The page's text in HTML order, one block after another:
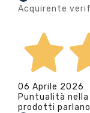
Acquirente
06 Aprile 2026
Puntualità nella
prodotti parlano